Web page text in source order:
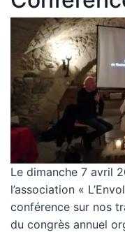
Le dimanche 7 avril
l’association «
conférence sur nos
du congrès annuel